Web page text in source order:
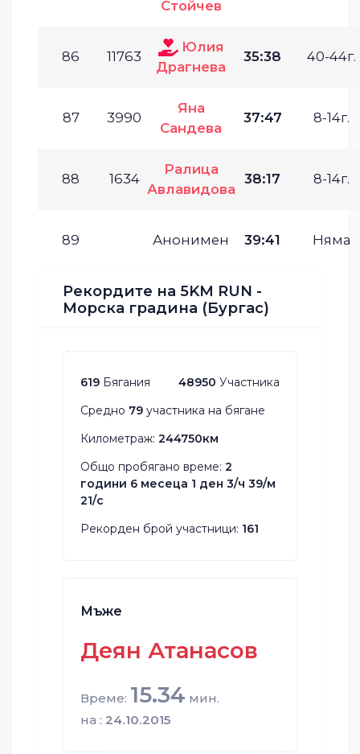
Стойчев
86 11763
Юлия
Драгнева
35:38 40-44г.
87 3990
Яна
Сандева
37:47 8-14г.
88 1634
Ралица
Авлавидова
38:17 8-14г.
89 Анонимен 39:41 Няма
Рекордите на 5KM RUN -
Морска градина (Бургас)
619 Бягания 48950 Участника
Средно 79 участника на бягане
Километраж: 244750км
Общо пробягано време: 2
години 6 месеца 1 ден 3/ч 39/м
21/с
Рекорден брой участници: 161
Мъже
Деян Атанасов
Време: 15.34 мин.
на : 24.10.2015